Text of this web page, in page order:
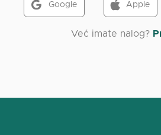
Google Apple
Već imate nalog?